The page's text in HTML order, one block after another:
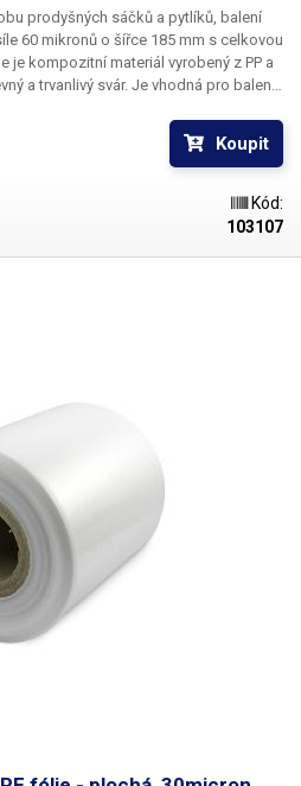
prodyšných sáčků a pytlíků, balení
60 mikronů o šířce 185 mm s celkovou
je kompozitní materiál vyrobený z PP a
a trvanlivý svár. Je vhodná pro balení
sypkých směsí do 99g,
klešťově nebo kontinuální svářečky.
Koupit
Kód:
103107